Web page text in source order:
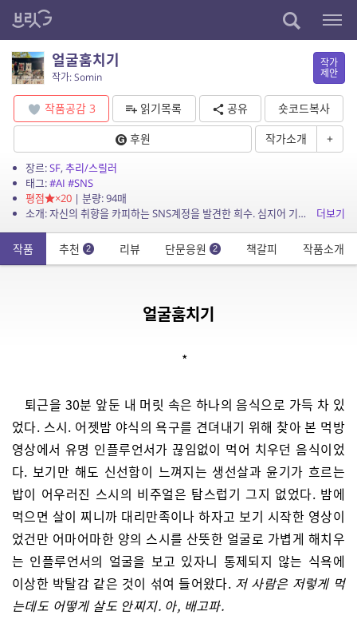
얼굴훔치기
작가: Somin
작가
제안
작품공감 3 읽기목록 공유
숏코드복사
후원
작가소개 +
장르:SF,추리/스릴러
태그:#AI #SNS
평점
×20| 분량: 94매
소개: 자신의 취향을 카피하는 SNS계정을 발견한 희수. 심지어 기존에 자신이 했던 것이 아닌 할 것을 소름돋도록 정확히 예측하여 베껴간다. 그리고 그 범위는 점점 더 커져만 가는데...
더보기
작품 추천 2 리뷰 단문응원 2 책갈피 작품소개
얼굴훔치기
*
퇴근을 30분 앞둔 내 머릿 속은 하나의 음식으로 가득 차 있
었다. 스시. 어젯밤 야식의 욕구를 견뎌내기 위해 찾아 본 먹방
영상에서 유명 인플루언서가 끊임없이 먹어 치우던 음식이었
다. 보기만 해도 신선함이 느껴지는 생선살과 윤기가 흐르는
밥이 어우러진 스시의 비주얼은 탐스럽기 그지 없었다. 밤에
먹으면 살이 찌니까 대리만족이나 하자고 보기 시작한 영상이
었건만 어마어마한 양의 스시를 산뜻한 얼굴로 가볍게 해치우
는 인플루언서의 얼굴을 보고 있자니 통제되지 않는 식욕에
이상한 박탈감 같은 것이 섞여 들어왔다. 저 사람은 저렇게 먹
는데도 어떻게 살도 안찌지. 아, 배고파.